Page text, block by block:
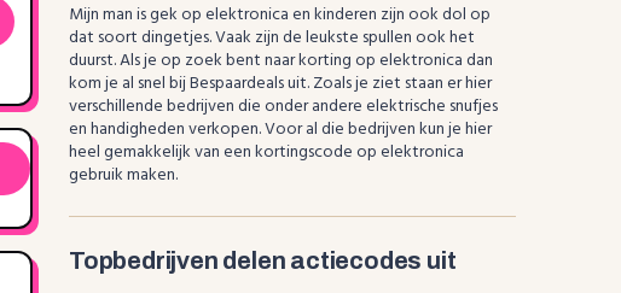
Mijn man is gek op elektronica en kinderen zijn ook dol op
dat soort dingetjes. Vaak zijn de leukste spullen ook het
duurst. Als je op zoek bent naar korting op elektronica dan
kom je al snel bij Bespaardeals uit. Zoals je ziet staan er hier
verschillende bedrijven die onder andere elektrische snufjes
en handigheden verkopen. Voor al die bedrijven kun je hier
heel gemakkelijk van een kortingscode op elektronica
gebruik maken.
Topbedrijven delen actiecodes uit